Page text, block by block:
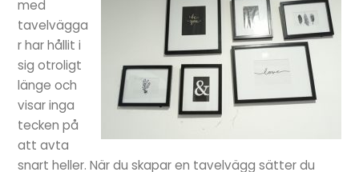
med
tavelvägga
r har hållit i
sig otroligt
länge och
visar inga
tecken på
att avta
snart heller. När du skapar en tavelvägg sätter du